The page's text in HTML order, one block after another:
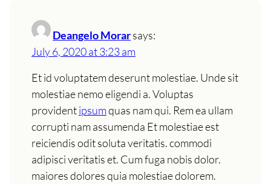
Deangelo Morarsays:
July 6, 2020 at 3:23 am
Et id voluptatem deserunt molestiae. Unde sit
molestiae nemo eligendi a. Voluptas
providentipsumquas nam qui. Rem ea ullam
corrupti nam assumenda Et molestiae est
reiciendis odit soluta veritatis. commodi
adipisci veritatis et. Cum fuga nobis dolor.
maiores dolores quia molestiae dolorem.